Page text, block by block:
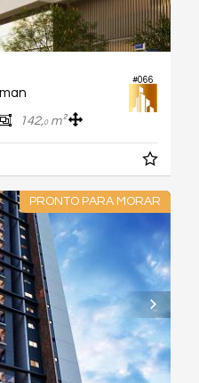
#066
142,0m²
PRONTO PARA MORAR